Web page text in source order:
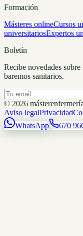
Formación
Másteres onlineCursos
universitariosExpertos
Boletín
Recibe novedades
baremos sanitarios.
© 2026
Aviso legalPrivacidad
WhatsApp
670